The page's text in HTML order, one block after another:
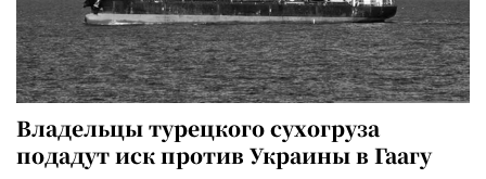
Владельцы турецкого сухогруза
подадут иск против Украины в Гаагу